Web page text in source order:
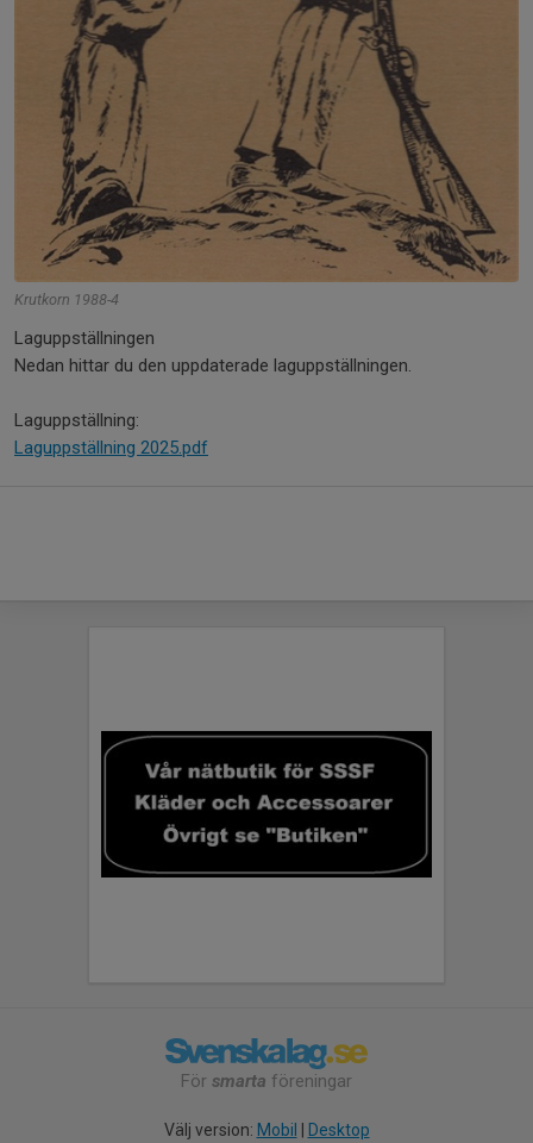
Krutkorn 1988-4
Laguppställningen
Nedan hittar du den uppdaterade laguppställningen.
Laguppställning:
Laguppställning 2025.pdf
För smarta föreningar
Välj version: Mobil Desktop